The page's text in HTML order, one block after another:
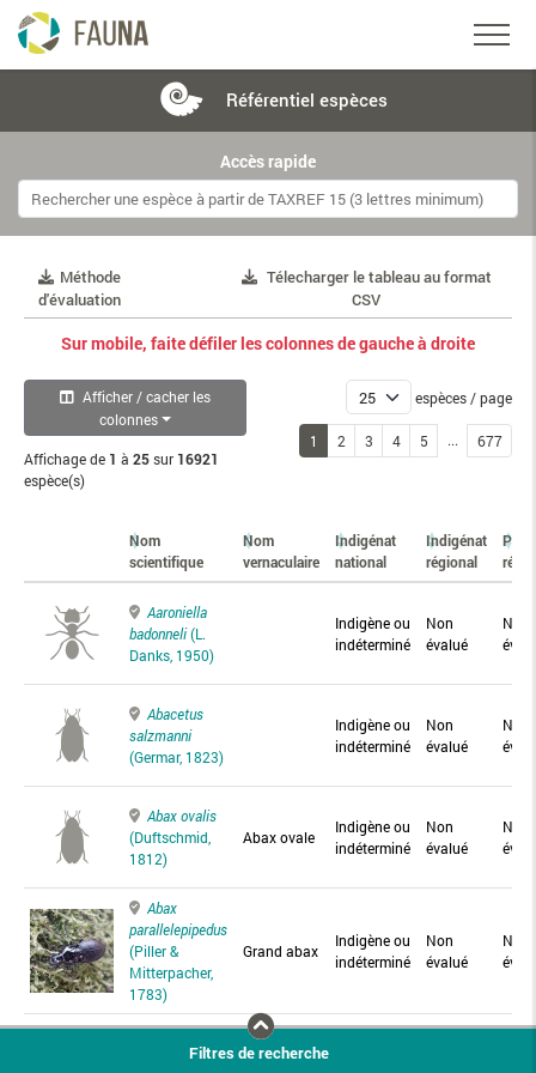
Référentiel espèces
Accès rapide
Méthode
d'évaluation
Télecharger le tableau au format
CSV
Sur mobile, faite défiler les colonnes de gauche à droite
Afficher / cacher les
colonnes
Affichage de 1 à 25sur 16921
espèce(s)
espèces / page
1 2 3 4 5 ... 677
Nom
scientifique
Nom
vernaculaire
Indigénat
national
Indigénat
régional
Aaroniella
badonneli(L.
Danks, 1950)
Indigène ou
indéterminé
Non
évalué
Non
Abacetus
salzmanni
(Germar, 1823)
Indigène ou
indéterminé
Non
évalué
Non
Abax ovalis
(Duftschmid,
1812)
Abax ovale
Indigène ou
indéterminé
Non
évalué
Non
Abax
parallelepipedus
(Piller &
Mitterpacher,
1783)
Grand abax
Indigène ou
indéterminé
Non
évalué
Non
Abax
Abax
Filtres de recherche